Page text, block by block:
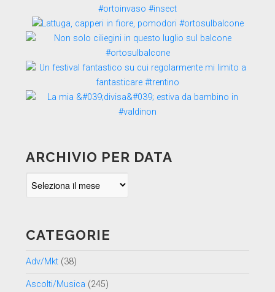
ARCHIVIO PER DATA
CATEGORIE
Adv/Mkt(38)
Ascolti/Musica (245)